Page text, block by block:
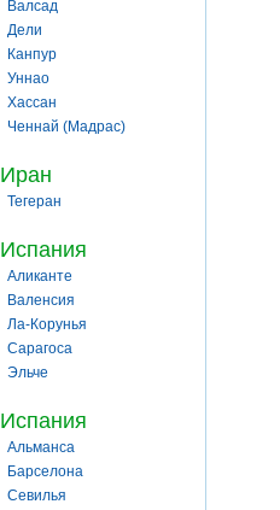
Валсад
Дели
Канпур
Уннао
Хассан
Ченнай (Мадрас)
Иран
Тегеран
Испания
Аликанте
Валенсия
Ла-Корунья
Сарагоса
Эльче
Испания
Альманса
Барселона
Севилья